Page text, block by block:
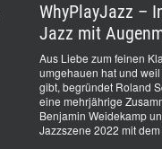
WhyPlayJazz –
Jazz mit
Aus Liebe zum feinen
umgehauen hat und
gibt, begründet Roland
eine mehrjährige
Benjamin Weidekamp
Jazzszene 2022 mit